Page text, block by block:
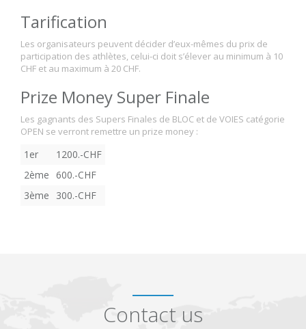
Tarification
Les organisateurs peuvent décider d’eux-mêmes du prix de
participation des athlètes, celui-ci doit s’élever au minimum à 10
CHF et au maximum à 20 CHF.
Prize Money Super Finale
Les gagnants des Supers Finales de BLOC et de VOIES catégorie
OPEN se verront remettre un prize money :
1er
1200.-CHF
2ème
600.-CHF
3ème
300.-CHF
Contact us